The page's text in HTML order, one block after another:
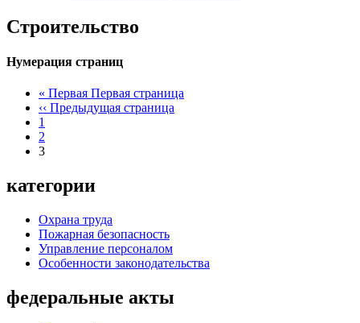
Строительство
Нумерация страниц
« Первая Первая страница
‹‹ Предыдущая страница
1
2
3
категории
Охрана труда
Пожарная безопасность
Управление персоналом
Особенности законодательства
федеральные акты